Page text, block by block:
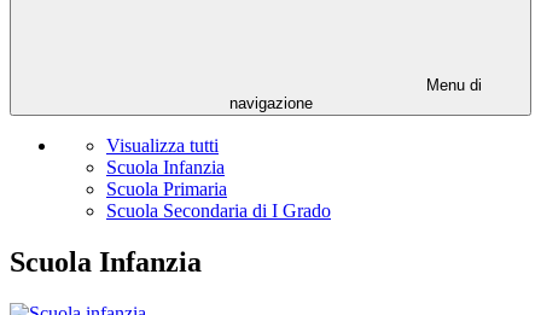
Menu di
navigazione
Visualizza tutti
Scuola Infanzia
Scuola Primaria
Scuola Secondaria di I Grado
Scuola Infanzia